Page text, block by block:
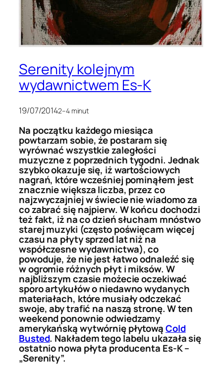
Serenity kolejnym
wydawnictwem Es-K
19/07/20142–4 minut
Na początku każdego miesiąca
powtarzam sobie, że postaram się
wyrównać wszystkie zaległości
muzyczne z poprzednich tygodni. Jednak
szybko okazuje się, iż wartościowych
nagrań, które wcześniej pominąłem jest
znacznie większa liczba, przez co
najzwyczajniej w świecie nie wiadomo za
co zabrać się najpierw. W końcu dochodzi
też fakt, iż na co dzień słucham mnóstwo
starej muzyki (często poświęcam więcej
czasu na płyty sprzed lat niż na
współczesne wydawnictwa), co
powoduje, że nie jest łatwo odnaleźć się
w ogromie różnych płyt i miksów. W
najbliższym czasie możecie oczekiwać
sporo artykułów o niedawno wydanych
materiałach, które musiały odczekać
swoje, aby trafić na naszą stronę. W ten
weekend ponownie odwiedzamy
amerykańską wytwórnię płytowąCold
Busted. Nakładem tego labelu ukazała się
ostatnio nowa płyta producenta Es-K –
„Serenity”.